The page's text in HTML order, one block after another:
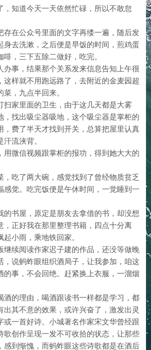
，知道今天一天依然忙碌，所以不敢怠
存在公众号里面的文字再缕一遍，随后发
身去洗漱，之后便是早饭的时间，煎鸡蛋
，三下五除二做好，吃完。
办事，结果那个关系发来信息告知上午很
这样就不用跑远路了，去附近的金麦园超
，九点半回来。
扫家里面的卫生，由于这几天都是大雾
，找出吸尘器吸地，这个吸尘器是掌柜的
，费了半天才找到开关，总算把屋里认真
流浃背。
用微信视频跟掌柜的报功，得到她大大的
，吃了两大碗，感觉找到了曾经物质贫乏
感觉。吃完饭便是午休时间，一觉睡到一
的书屋，原定是朋友去拿借的书，却没想
，正好我在那里整理书籍，四点十分离
小雨，乘地铁回家。
继续阅读作家迟子建的作品，还没等做晚
，说蚂蚱眼组织酒局子，让我参加，咱这
的事，不会回绝。赶紧换上衣服，一溜烟
酒的理由，喝酒跟读书一样都是学习，都
出其不意的效果，或许兴奋了，激发出灵
或一首好诗。小城著名作家宋文华曾经跟
歌创作呈现一发不可收拾的状态，让那些
感到惭愧，而蚂蚱眼这些诗歌都是在酒后